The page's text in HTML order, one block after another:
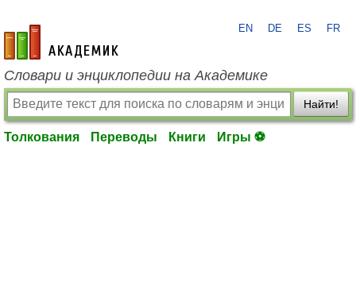
academic.ru
EN DE ES FR
Словари и энциклопедии на Академике
Найти!
Толкования Переводы Книги Игры ⚽